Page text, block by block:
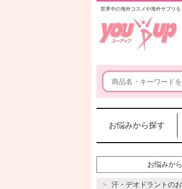
世界中の海外コスメや海外サプリ
お悩みから探す
お悩みか
汗・デオドラントの